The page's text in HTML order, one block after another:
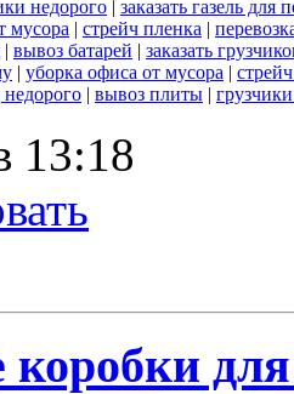
недорого | заказать газель
мусора | стрейч пленка |
| вывоз батарей | заказать
| уборка офиса от мусора |
| вывоз плиты |
13:18
для